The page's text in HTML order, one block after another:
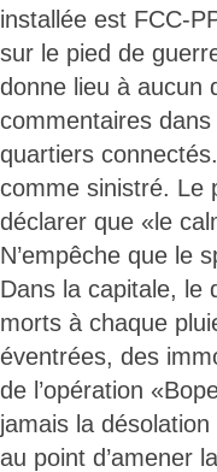
installée est FCC-
sur le pied de
donne lieu à aucun
commentaires
quartiers
comme sinistré. Le
déclarer que «le
N’empêche que le
Dans la capitale, le
morts à chaque
éventrées, des
de l’opération
jamais la
au point d’amener